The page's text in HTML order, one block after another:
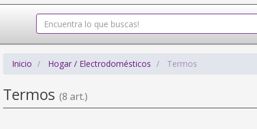
Inicio Hogar / Electrodomésticos Termos
Termos (8 art.)